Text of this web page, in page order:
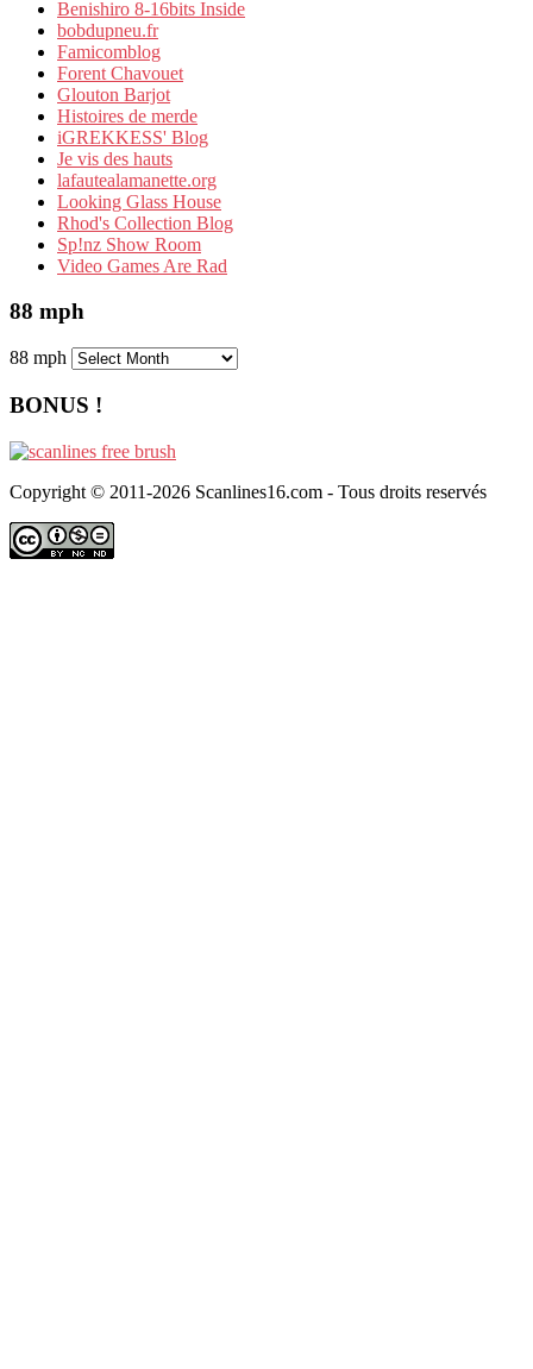
Benishiro 8-16bits Inside
bobdupneu.fr
Famicomblog
Forent Chavouet
Glouton Barjot
Histoires de merde
iGREKKESS' Blog
Je vis des hauts
lafautealamanette.org
Looking Glass House
Rhod's Collection Blog
Sp!nz Show Room
Video Games Are Rad
88 mph
88 mph
BONUS !
Copyright © 2011-2026 Scanlines16.com - Tous droits reservés